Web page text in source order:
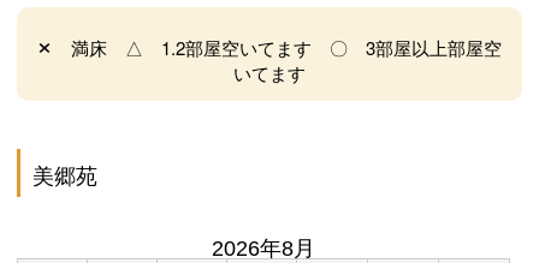
×
満床 △ 1.2部屋空いてます 〇 3部屋以上部屋空
いてます
美郷苑
2026年8月